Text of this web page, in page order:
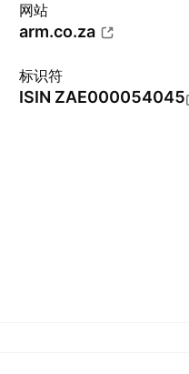
网站
arm.co.za
标识符
ISIN ZAE000054045